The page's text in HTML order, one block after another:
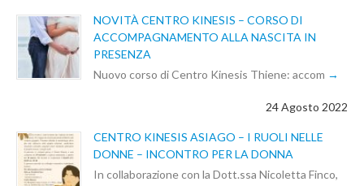
NOVITÀ CENTRO KINESIS – CORSO DI
ACCOMPAGNAMENTO ALLA NASCITA IN
PRESENZA
Nuovo corso di Centro Kinesis Thiene: accom
24 Agosto 2022
CENTRO KINESIS ASIAGO – I RUOLI NELLE
DONNE – INCONTRO PER LA DONNA
In collaborazione con la Dott.ssa Nicoletta Finco,